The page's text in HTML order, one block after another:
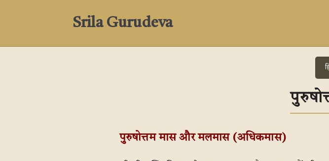
Srila Gurudeva
पुरुषोत्तम मास और मलमास (अधिकमास)